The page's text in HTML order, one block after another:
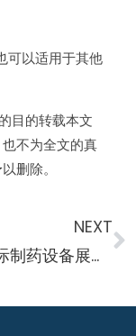
可以适用于其他
目的转载本文
不为全文的真
删除。
NEXT
PMEC国际制药设备展资讯-英国NHS细胞和基因治疗中心投入运营